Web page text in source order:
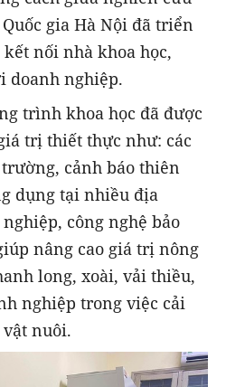
gia Hà Nội đã triển
nối nhà khoa học,
doanh nghiệp.
trình khoa học đã được
trị thiết thực như: các
cảnh báo thiên
dụng tại nhiều địa
công nghệ bảo
nâng cao giá trị nông
long, xoài, vải thiều,
nghiệp trong việc cải
nuôi.